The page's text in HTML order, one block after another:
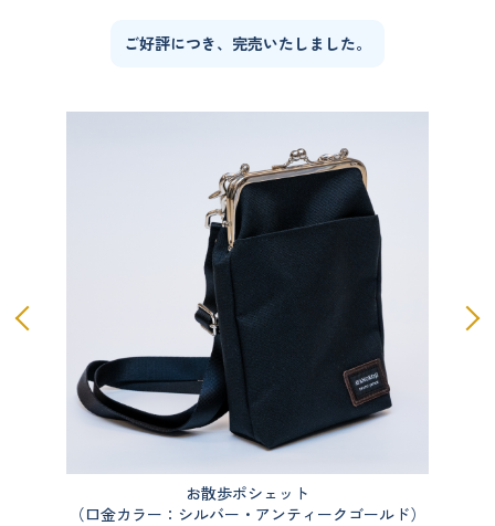
ご好評につき、完売いたしました。
お散歩ポシェット
（口金カラー：シルバー・アンティークゴールド）